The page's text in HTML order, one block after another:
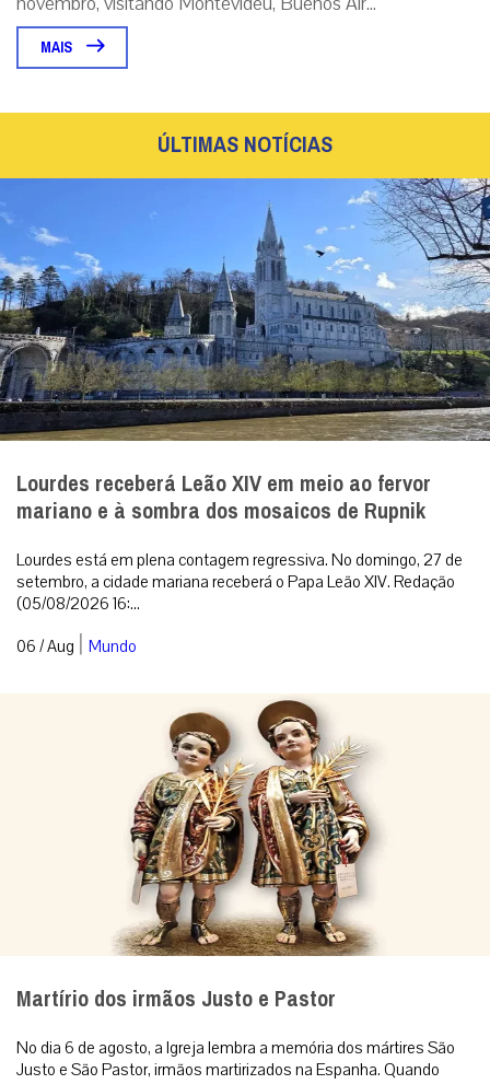
MAIS
ÚLTIMAS NOTÍCIAS
Lourdes receberá Leão XIV em meio ao fervor
mariano e à sombra dos mosaicos de Rupnik
Lourdes está em plena contagem regressiva. No domingo, 27 de
setembro, a cidade mariana receberá o Papa Leão XIV. Redação
(05/08/2026 16:...
06 / Aug | Mundo
Martírio dos irmãos Justo e Pastor
No dia 6 de agosto, a Igreja lembra a memória dos mártires São
Justo e São Pastor, irmãos martirizados na Espanha. Quando